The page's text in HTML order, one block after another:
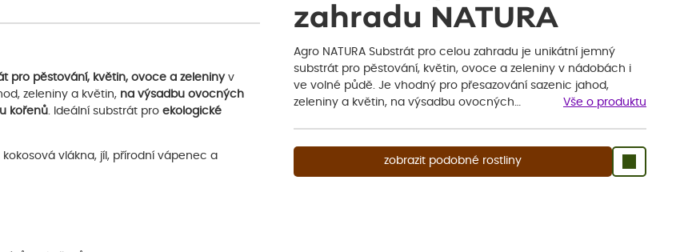
zahradu NATURA
Agro NATURA Substrát pro celou zahradu je unikátní jemný
substrát pro pěstování, květin, ovoce a zeleniny v nádobách i
ve volné půdě. Je vhodný pro přesazování sazenic jahod,
zeleniny a květin, na výsadbu ovocných…
Vše o produktu
zobrazit podobné rostliny
pro pěstování, květin, ovoce a zeleninyv
zeleniny a květin, na výsadbu ovocných
kořenů. Ideální substrát pro ekologické
vlákna, jíl, přírodní vápenec a